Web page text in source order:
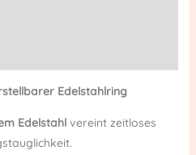
Edelstahlring
Edelstahlvereint zeitloses